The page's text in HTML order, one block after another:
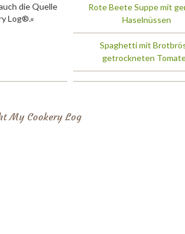
die Quelle
Log®.«
Rote Beete Suppe mit
Haselnüssen
Spaghetti mit
getrockneten
My Cookery Log